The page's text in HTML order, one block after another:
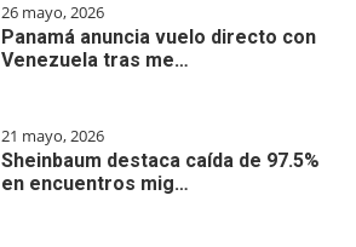
26 mayo, 2026
Panamá anuncia vuelo directo con
Venezuela tras me…
21 mayo, 2026
Sheinbaum destaca caída de 97.5%
en encuentros mig…